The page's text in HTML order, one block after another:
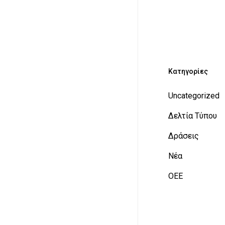
Kατηγορίες
Uncategorized
Δελτία Τύπου
Δράσεις
Νέα
ΟΕΕ